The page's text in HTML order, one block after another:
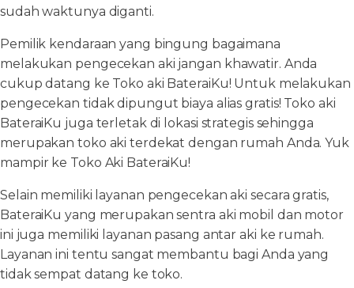
sudah waktunya diganti.
Pemilik kendaraan yang bingung bagaimana
melakukan pengecekan aki jangan khawatir. Anda
cukup datang ke Toko aki BateraiKu! Untuk melakukan
pengecekan tidak dipungut biaya alias gratis! Toko aki
BateraiKu juga terletak di lokasi strategis sehingga
merupakan toko aki terdekat dengan rumah Anda. Yuk
mampir ke Toko Aki BateraiKu!
Selain memiliki layanan pengecekan aki secara gratis,
BateraiKu yang merupakan sentra aki mobil dan motor
ini juga memiliki layanan pasang antar aki ke rumah.
Layanan ini tentu sangat membantu bagi Anda yang
tidak sempat datang ke toko.